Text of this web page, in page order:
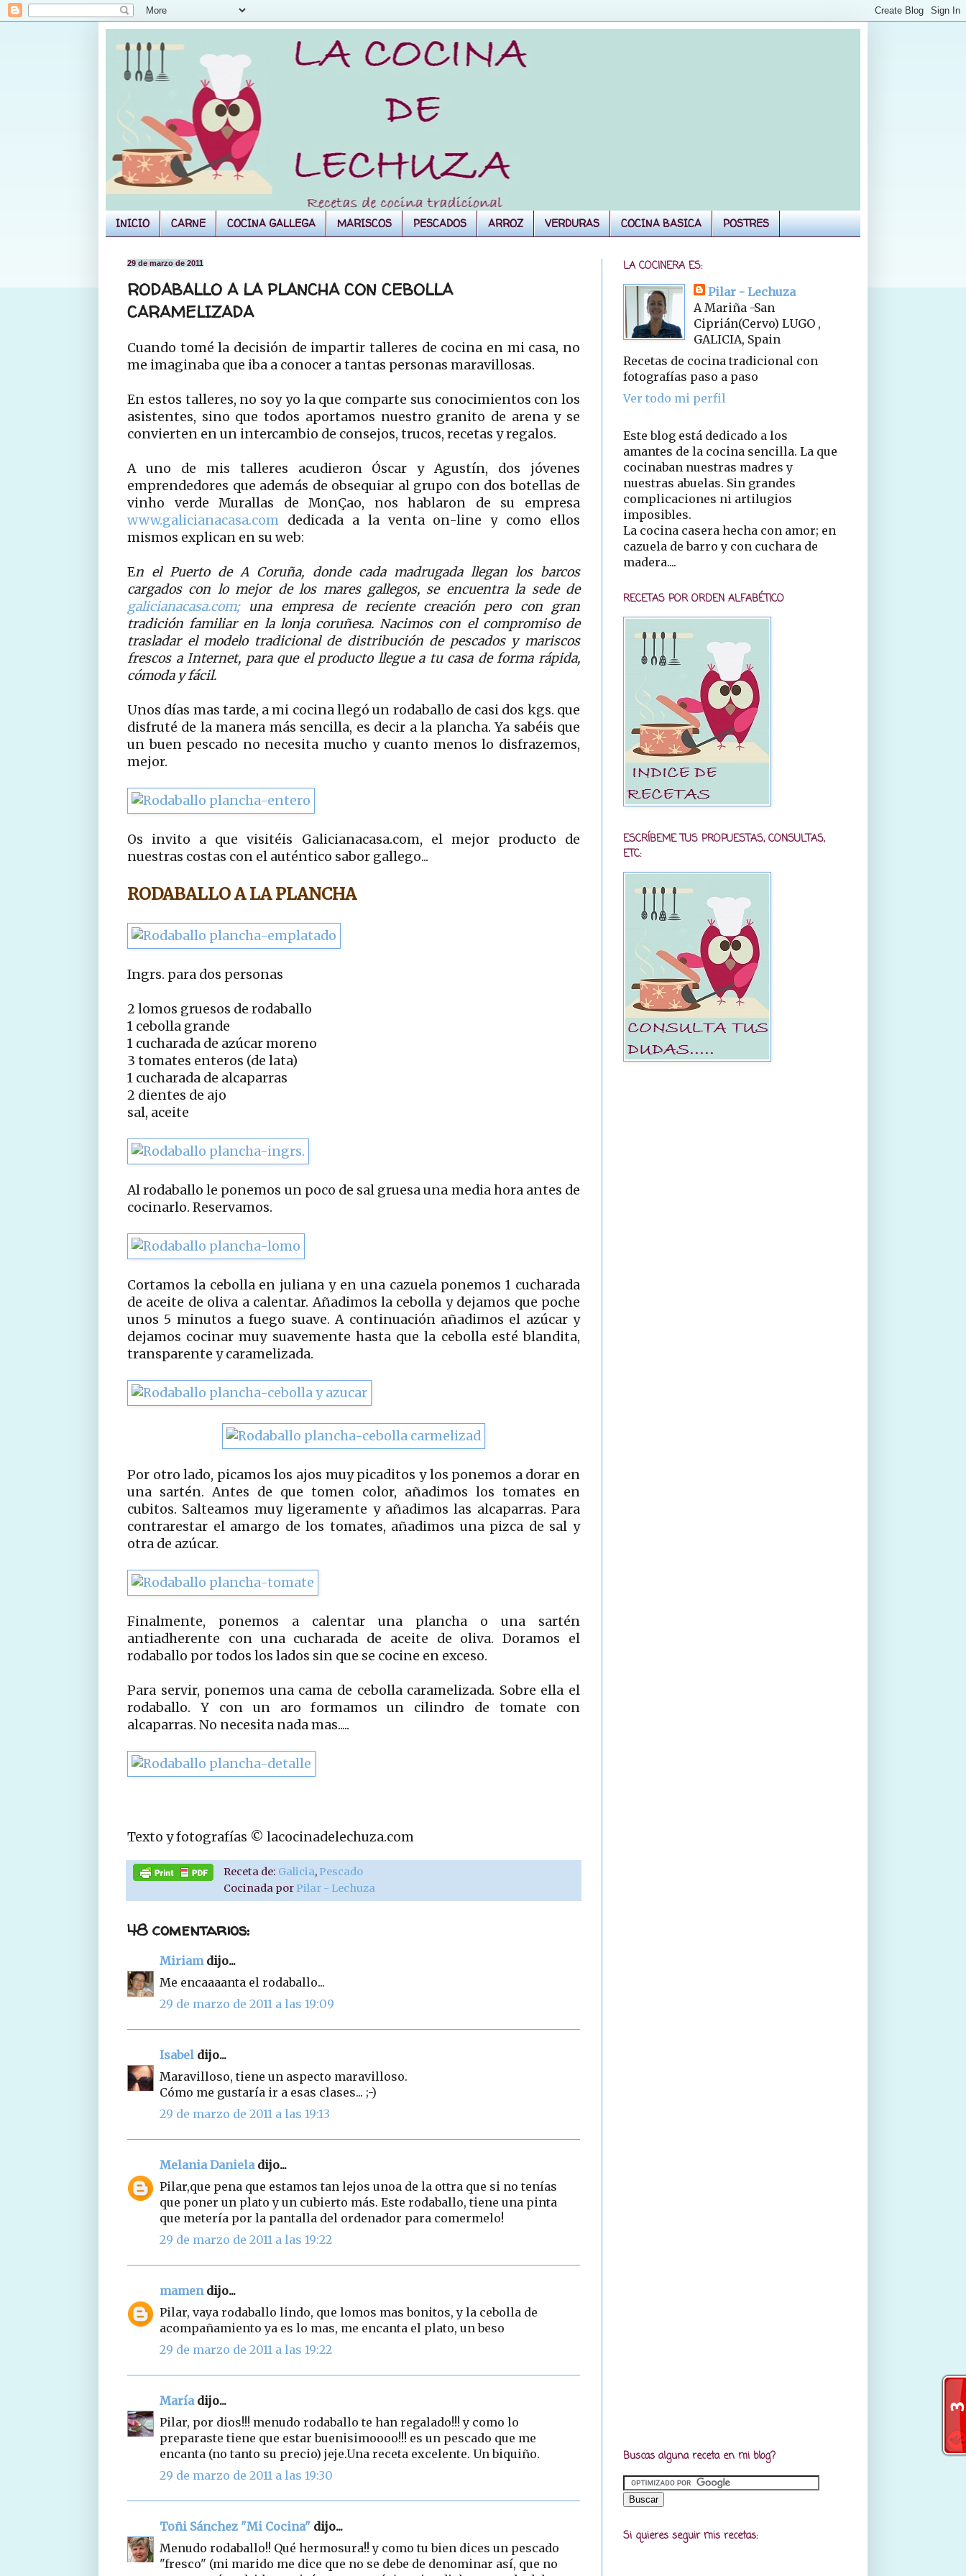
INICIO CARNE COCINA GALLEGA MARISCOS PESCADOS ARROZ VERDURAS COCINA BASICA POSTRES
29 de marzo de 2011
RODABALLO A LA PLANCHA CON CEBOLLA
CARAMELIZADA
Cuando tomé la decisión de impartir talleres de cocina en mi casa, no
me imaginaba que iba a conocer a tantas personas maravillosas.
En estos talleres, no soy yo la que comparte sus conocimientos con los
asistentes, sino que todos aportamos nuestro granito de arena y se
convierten en un intercambio de consejos, trucos, recetas y regalos.
A uno de mis talleres acudieron Óscar y Agustín, dos jóvenes
emprendedores que además de obsequiar al grupo con dos botellas de
vinho verde Murallas de MonÇao, nos hablaron de su empresa
www.galicianacasa.com dedicada a la venta on-line y como ellos
mismos explican en su web:
En el Puerto de A Coruña, donde cada madrugada llegan los barcos
cargados con lo mejor de los mares gallegos, se encuentra la sede de
galicianacasa.com;una empresa de reciente creación pero con gran
tradición familiar en la lonja coruñesa. Nacimos con el compromiso de
trasladar el modelo tradicional de distribución de pescados y mariscos
frescos a Internet, para que el producto llegue a tu casa de forma rápida,
cómoda y fácil.
Unos días mas tarde, a mi cocina llegó un rodaballo de casi dos kgs. que
disfruté de la manera más sencilla, es decir a la plancha. Ya sabéis que
un buen pescado no necesita mucho y cuanto menos lo disfrazemos,
mejor.
Os invito a que visitéis Galicianacasa.com, el mejor producto de
nuestras costas con el auténtico sabor gallego...
RODABALLO A LA PLANCHA
Ingrs. para dos personas
2 lomos gruesos de rodaballo
1 cebolla grande
1 cucharada de azúcar moreno
3 tomates enteros (de lata)
1 cucharada de alcaparras
2 dientes de ajo
sal, aceite
Al rodaballo le ponemos un poco de sal gruesa una media hora antes de
cocinarlo. Reservamos.
Cortamos la cebolla en juliana y en una cazuela ponemos 1 cucharada
de aceite de oliva a calentar. Añadimos la cebolla y dejamos que poche
unos 5 minutos a fuego suave. A continuación añadimos el azúcar y
dejamos cocinar muy suavemente hasta que la cebolla esté blandita,
transparente y caramelizada.
Por otro lado, picamos los ajos muy picaditos y los ponemos a dorar en
una sartén. Antes de que tomen color, añadimos los tomates en
cubitos. Salteamos muy ligeramente y añadimos las alcaparras. Para
contrarestar el amargo de los tomates, añadimos una pizca de sal y
otra de azúcar.
Finalmente, ponemos a calentar una plancha o una sartén
antiadherente con una cucharada de aceite de oliva. Doramos el
rodaballo por todos los lados sin que se cocine en exceso.
Para servir, ponemos una cama de cebolla caramelizada. Sobre ella el
rodaballo. Y con un aro formamos un cilindro de tomate con
alcaparras. No necesita nada mas.....
Texto y fotografías © lacocinadelechuza.com
Receta de: Galicia, Pescado
Cocinada por Pilar - Lechuza
48 comentarios:
Miriamdijo...
Me encaaaanta el rodaballo...
29 de marzo de 2011 a las 19:09
Isabel dijo...
Maravilloso, tiene un aspecto maravilloso.
Cómo me gustaría ir a esas clases... ;-)
29 de marzo de 2011 a las 19:13
Melania Danieladijo...
Pilar,que pena que estamos tan lejos unoa de la ottra que si no tenías
que poner un plato y un cubierto más. Este rodaballo, tiene una pinta
que metería por la pantalla del ordenador para comermelo!
29 de marzo de 2011 a las 19:22
mamendijo...
Pilar, vaya rodaballo lindo, que lomos mas bonitos, y la cebolla de
acompañamiento ya es lo mas, me encanta el plato, un beso
29 de marzo de 2011 a las 19:22
Maríadijo...
Pilar, por dios!!! menudo rodaballo te han regalado!!! y como lo
preparaste tiene que estar buenisimoooo!!! es un pescado que me
encanta (no tanto su precio) jeje.Una receta excelente. Un biquiño.
29 de marzo de 2011 a las 19:30
Toñi Sánchez "Mi Cocina" dijo...
Menudo rodaballo!! Qué hermosura!! y como tu bien dices un pescado
"fresco" (mi marido me dice que no se debe de denominar así, que no
LA COCINERA ES:
Pilar - Lechuza
A Mariña -San
Ciprián(Cervo) LUGO ,
GALICIA, Spain
Recetas de cocina tradicional con
fotografías paso a paso
Ver todo mi perfil
Este blog está dedicado a los
amantes de la cocina sencilla. La que
cocinaban nuestras madres y
nuestras abuelas. Sin grandes
complicaciones ni artilugios
imposibles.
La cocina casera hecha con amor; en
cazuela de barro y con cuchara de
madera....
RECETAS POR ORDEN ALFABÉTICO
ESCRÍBEME TUS PROPUESTAS, CONSULTAS,
ETC:
Buscas alguna receta en mi blog?
Si quieres seguir mis recetas: